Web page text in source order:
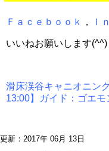
Ｆａｃｅｂｏｏｋ ， Ｉ
いいねお願いします(^^)
滑床渓谷キャニオニン
13:00】ガイド：ゴエモ
更新：2017年 06月 13日